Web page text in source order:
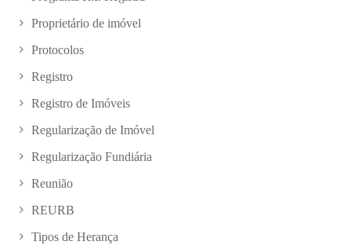
Proprietário de imóvel
Protocolos
Registro
Registro de Imóveis
Regularização de Imóvel
Regularização Fundiária
Reunião
REURB
Tipos de Herança